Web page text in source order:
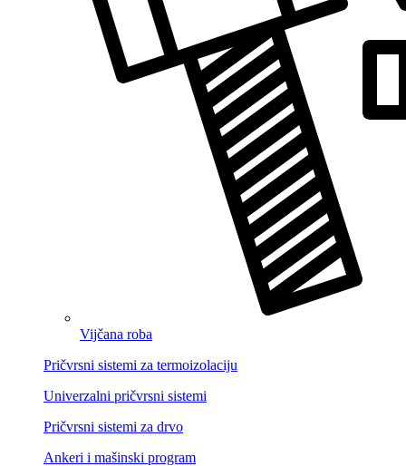
Vijčana roba
Pričvrsni sistemi za termoizolaciju
Univerzalni pričvrsni sistemi
Pričvrsni sistemi za drvo
Ankeri i mašinski program